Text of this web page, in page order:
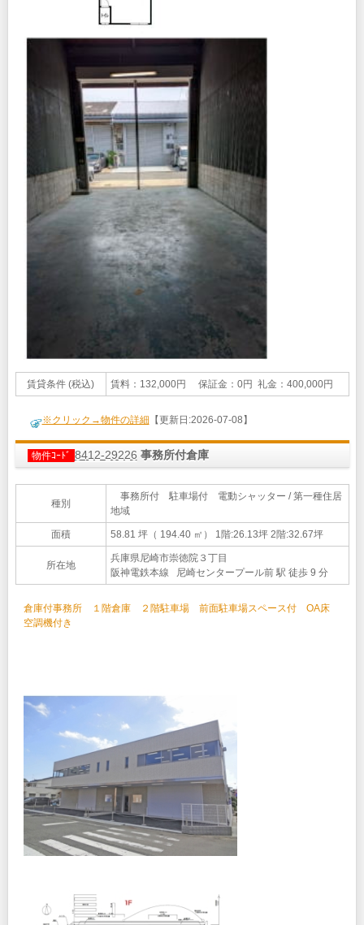
賃貸条件 (税込) 賃料：132,000円 保証金：0円 礼金：400,000円
※クリック→物件の詳細 【更新日:2026-07-08】
物件ｺｰﾄﾞ 8412-29226 事務所付倉庫
種別
事務所付 駐車場付 電動シャッター / 第一種住居
地域
面積 58.81 坪（ 194.40 ㎡） 1階:26.13坪 2階:32.67坪
所在地
兵庫県尼崎市崇徳院３丁目
阪神電鉄本線 尼崎センタープール前 駅 徒歩 9 分
倉庫付事務所 １階倉庫 ２階駐車場 前面駐車場スペース付 OA床
空調機付き